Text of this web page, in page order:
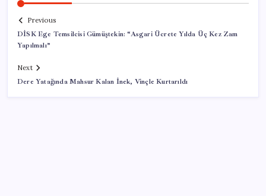
Previous
DİSK Ege Temsilcisi Gümüştekin: “Asgari Ücrete Yılda Üç Kez Zam
Yapılmalı”
Next
Dere Yatağında Mahsur Kalan İnek, Vinçle Kurtarıldı